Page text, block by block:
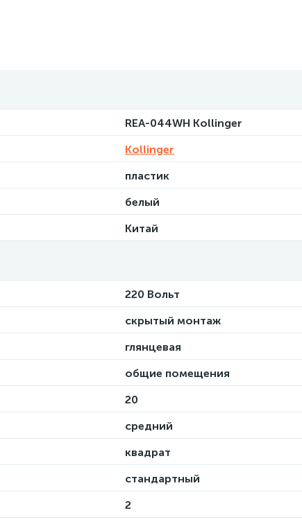
REA-044WH Kollinger
Kollinger
пластик
белый
Китай
220 Вольт
скрытый монтаж
глянцевая
общие помещения
20
средний
квадрат
стандартный
2